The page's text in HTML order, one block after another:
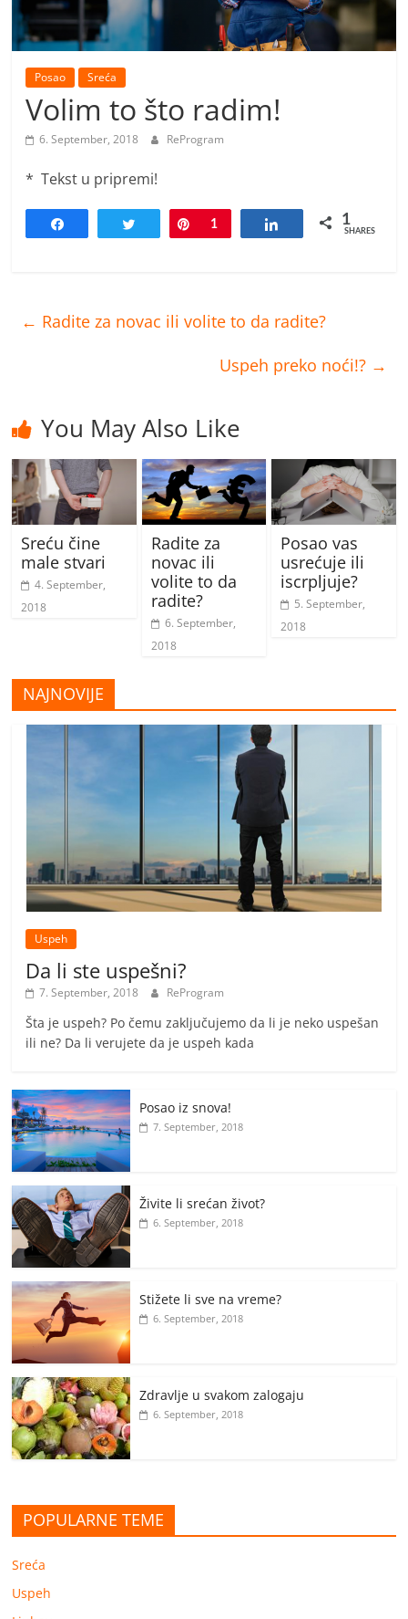
Posao Sreća
Volim to što radim!
6. September, 2018 ReProgram
* Tekst u pripremi!
Tweet Pin
1 Share 1
SHARES
← Radite za novac ili volite to da radite?
Uspeh preko noći!? →
You May Also Like
Sreću čine
male stvari
4. September,
2018
Radite za
novac ili
volite to da
radite?
6. September,
2018
Posao vas
usrećuje ili
iscrpljuje?
5. September,
2018
NAJNOVIJE
Uspeh
Da li ste uspešni?
7. September, 2018 ReProgram
Šta je uspeh? Po čemu zaključujemo da li je neko uspešan
ili ne? Da li verujete da je uspeh kada
Posao iz snova!
7. September, 2018
Živite li srećan život?
6. September, 2018
Stižete li sve na vreme?
6. September, 2018
Zdravlje u svakom zalogaju
6. September, 2018
POPULARNE TEME
Sreća
Uspeh